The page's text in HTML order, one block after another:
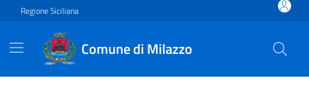
Vai ai contenuti
Vai al footer
Regione Siciliana
Comune di Milazzo